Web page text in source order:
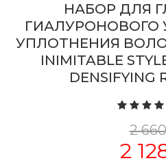
НАБОР ДЛЯ
ГИАЛУРОНОВОГО
УПЛОТНЕНИЯ ВОЛОС
INIMITABLE
DENSIFYING
2 660
2